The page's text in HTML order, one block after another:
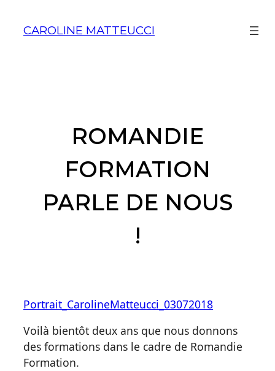
CAROLINE MATTEUCCI
ROMANDIE
FORMATION
PARLE DE NOUS
!
Portrait_CarolineMatteucci_03072018
Voilà bientôt deux ans que nous donnons
des formations dans le cadre de Romandie
Formation.